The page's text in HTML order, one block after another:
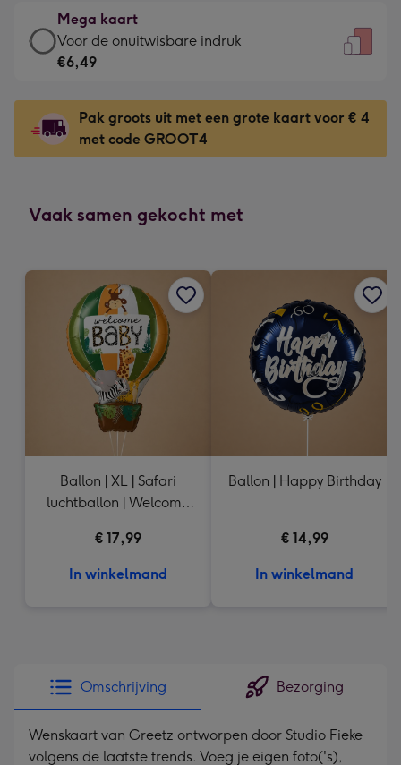
kleine
gelukwens
-
120
x
160
mm
€4,79
-
Meest
gekozen
Dimensions:
167
x
Mega kaart
Mega
kaart
€6,49
-
Voor
indruk
241
333
mm
Voor de onuitwisbare indruk
€6,49
Pak groots uit met een grote kaart voor € 4
met code GROOT4
Vaak samen gekocht met
Ballon | XL | Safari
luchtballon | Welcome
€ 17,99
In winkelmand
Ballon | Happy Birthday
€ 14,99
In winkelmand
Omschrijving Bezorging
Wenskaart van Greetz ontworpen door Studio Fieke
volgens de laatste trends. Voeg je eigen foto('s),